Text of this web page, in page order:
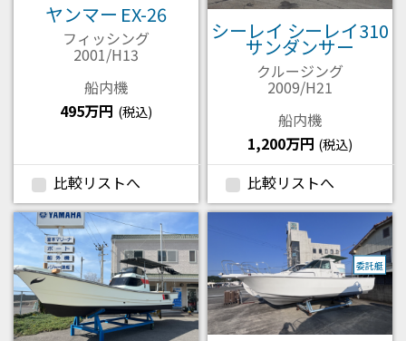
ヤンマー EX-26
フィッシング
2001/H13
船内機
495万円 (税込)
比較リストへ
シーレイ シーレイ310
サンダンサー
クルージング
2009/H21
船内機
1,200万円 (税込)
比較リストへ
委託艇